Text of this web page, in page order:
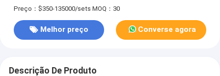
mobiliário de sala de chá mistura materiais de
Preço：$350-135000/sets MOQ：30
Melhor preço Converse agora
Descrição De Produto